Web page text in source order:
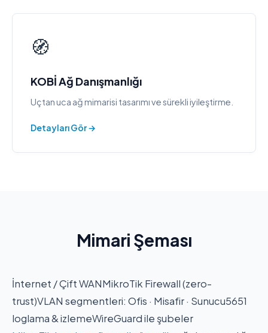
🧭
KOBİ Ağ Danışmanlığı
Uçtan uca ağ mimarisi tasarımı ve sürekli iyileştirme.
Detayları Gör →
Mimari Şeması
İnternet / Çift WANMikroTik Firewall (zero-
trust)VLAN segmentleri: Ofis · Misafir · Sunucu5651
loglama & izlemeWireGuard ile şubeler